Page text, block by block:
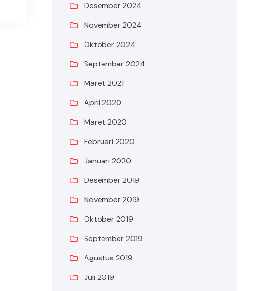
Desember 2024
November 2024
Oktober 2024
September 2024
Maret 2021
April 2020
Maret 2020
Februari 2020
Januari 2020
Desember 2019
November 2019
Oktober 2019
September 2019
Agustus 2019
Juli 2019